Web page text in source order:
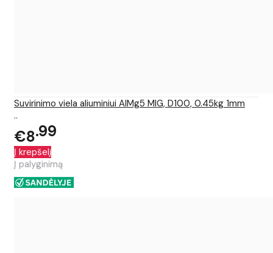
Suvirinimo viela aliuminiui AlMg5 MIG, D100, 0.45kg 1mm
..
€8 99
Į krepšelį
Į palyginimą